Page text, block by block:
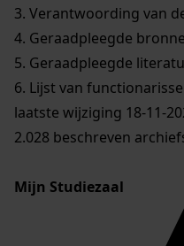
3. Verantwoording van
4. Geraadpleegde
5. Geraadpleegde
6. Lijst van
laatste wijziging 18-11-
2.028 beschreven
Mijn Studiezaal